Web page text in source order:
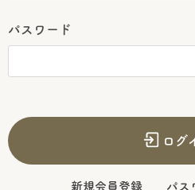
パスワード
ログ
新規会員登録 パス